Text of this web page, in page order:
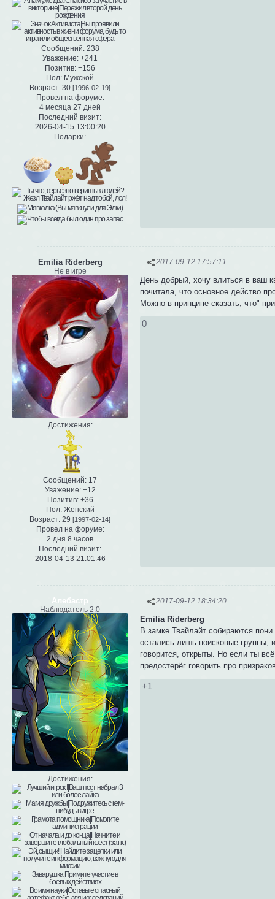
Сообщений:238
Уважение: +241
Позитив: +156
Пол: Мужской
Возраст: 30 [1996-02-19]
Провел на форуме:
4 месяца 27 дней
Последний визит:
2026-04-15 13:00:20
Подарки:
2017-09-12 17:57:11
Emilia Riderberg
Не в игре
Достижения:
Сообщений: 17
Уважение: +12
Позитив: +36
Пол:Женский
Возраст: 29 [1997-02-14]
Провел на форуме:
2 дня 8 часов
Последний визит:
2018-04-13 21:01:46
День добрый, хочу влиться в ваш
почитала, что основное действо
Можно в принципе сказать, что"
0
2017-09-12 18:34:20
Алебастр
Наблюдатель 2.0
Достижения:
Emilia Riderberg
В замке Твайлайт собираются
остались лишь поисковые группы,
говорится, открыты. Но если ты
предостерёг говорить про
+1